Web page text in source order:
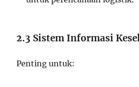
2.3 Sistem Informasi
Penting untuk: